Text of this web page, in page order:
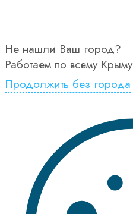
Не нашли Ваш город?
Работаем по всему Крыму
Продолжить без города